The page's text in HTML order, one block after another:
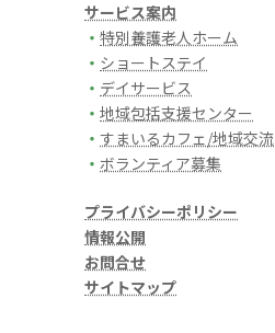
サービス案内
・ 特別養護老人ホーム
・ ショートステイ
・ デイサービス
・ 地域包括支援センター
・ すまいるカフェ/地域交流
・ ボランティア募集
プライバシーポリシー
情報公開
お問合せ
サイトマップ